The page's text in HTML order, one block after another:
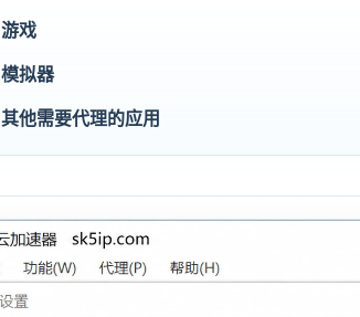
游戏
模拟器
其他需要代理的应用